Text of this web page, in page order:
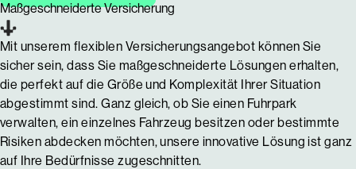
Maßgeschneiderte Versicherung
Mit unserem flexiblen Versicherungsangebot können Sie
sicher sein, dass Sie maßgeschneiderte Lösungen erhalten,
die perfekt auf die Größe und Komplexität Ihrer Situation
abgestimmt sind. Ganz gleich, ob Sie einen Fuhrpark
verwalten, ein einzelnes Fahrzeug besitzen oder bestimmte
Risiken abdecken möchten, unsere innovative Lösung ist ganz
auf Ihre Bedürfnisse zugeschnitten.